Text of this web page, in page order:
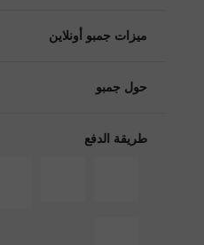
ميزات جمبو أونلاين
حول جمبو
طريقة الدفع